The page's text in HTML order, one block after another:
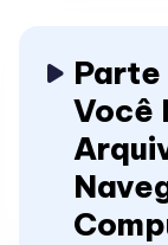
Parte
Você